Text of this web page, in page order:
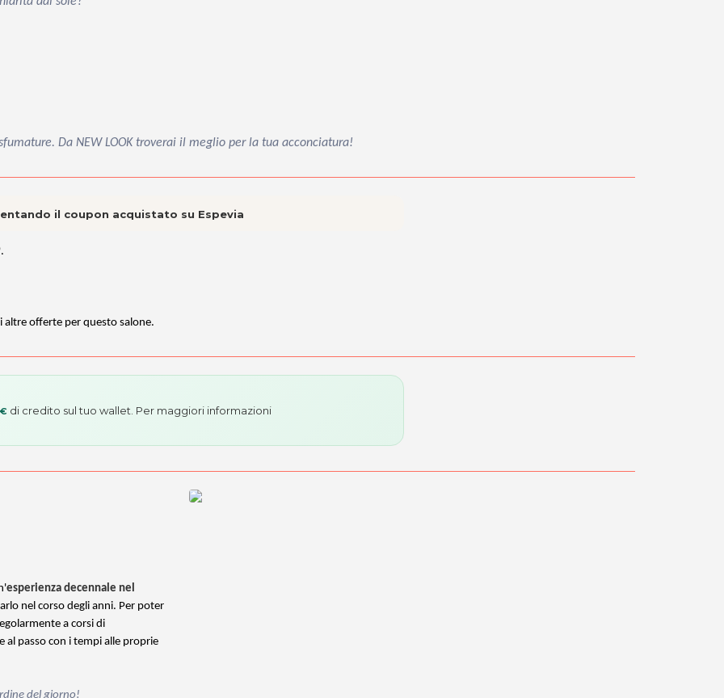
Da NEW LOOK troverai il meglio per la tua acconciatura!
il coupon acquistato su Espevia
.
altre offerte per questo salone.
di credito sul tuo wallet. Per maggiori informazioni
esperienza decennale nel
nel corso degli anni. Per poter
a corsi di
passo con i tempi alle proprie
del giorno!